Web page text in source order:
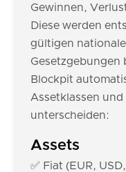
Gewinnen,
Diese werden
gültigen
Gesetzgebungen
Blockpit
Assetklassen
unterscheiden:
Assets
✅ Fiat (EUR,